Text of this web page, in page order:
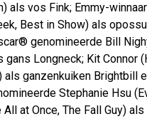
als vos Fink; Emmy-winnaar
Best in Show) als
genomineerde Bill
gans Longneck; Kit Connor
als ganzenkuiken Brightbill
Stephanie Hsu
All at Once, The Fall Guy)